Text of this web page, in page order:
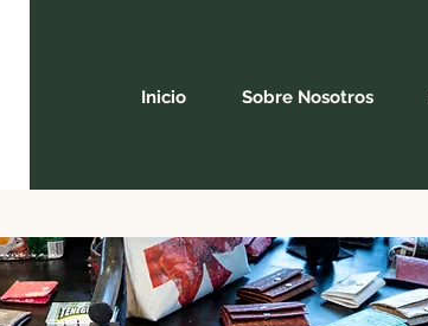
Inicio Sobre Nosotros